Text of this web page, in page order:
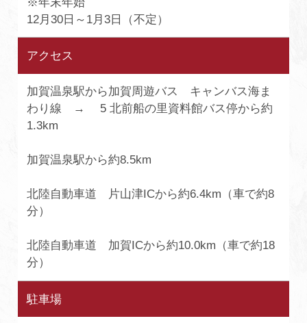
12月30日～1月3日（不定）
アクセス
加賀温泉駅から加賀周遊バス キャンバス海ま
わり線 → 5 北前船の里資料館バス停から約
1.3km
加賀温泉駅から約8.5km
北陸自動車道 片山津ICから約6.4km（車で約8
分）
北陸自動車道 加賀ICから約10.0km（車で約18
分）
駐車場